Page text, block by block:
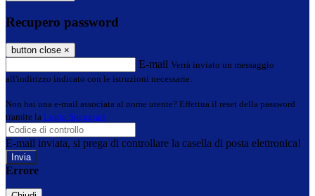
Recupero password
button close ×
E-mail Verrà inviato un messaggio
all'indirizzo indicato con le istruzioni necessarie.
Non hai una e-mail associata al nome utente? Effettua il reset della password
tramite la Login Spaggiari
E-mail inviata, si prega di controllare la casella di posta elettronica!
Errore